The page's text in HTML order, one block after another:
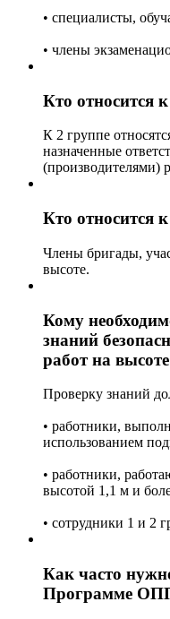
• специалисты,
• члены
Кто относится
К 2 группе
назначенные
(производителями)
Кто относится
Члены бригады,
высоте.
Кому
знаний
работ на
Проверку знаний
• работники,
использованием
• работники,
высотой 1,1 м и
• сотрудники 1 и 2
Как часто
Программе